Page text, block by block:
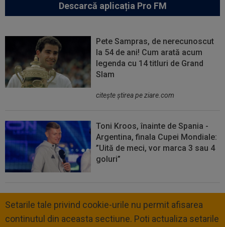
Descarcă aplicația Pro FM
Pete Sampras, de nerecunoscut
la 54 de ani! Cum arată acum
legenda cu 14 titluri de Grand
Slam
citeşte ştirea pe ziare.com
Toni Kroos, înainte de Spania -
Argentina, finala Cupei Mondiale:
”Uită de meci, vor marca 3 sau 4
goluri”
Setarile tale privind cookie-urile nu permit afisarea
continutul din aceasta sectiune. Poti actualiza setarile